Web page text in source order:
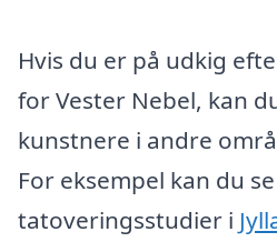
Hvis du er på udkig
for Vester Nebel, kan
kunstnere i andre
For eksempel kan du
tatoveringsstudier i